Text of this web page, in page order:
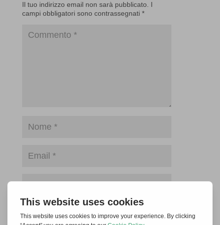
Il tuo indirizzo email non sarà pubblicato. I
campi obbligatori sono contrassegnati *
questo browser per la prossima volta che